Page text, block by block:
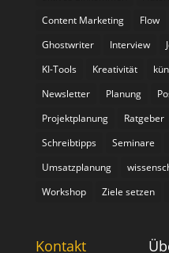
Content Marketing
Flow
Ghostwriter
Interview
KI-Tools
Kreativität
Newsletter
Planung
Projektplanung
Ratgeber
Schreibtipps
Seminare
Umsatzplanung
Workshop
Ziele setzen
Kontakt